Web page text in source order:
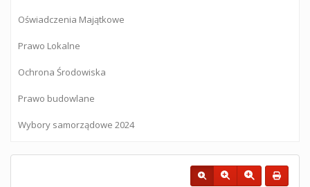
Oświadczenia Majątkowe
Prawo Lokalne
Ochrona Środowiska
Prawo budowlane
Wybory samorządowe 2024